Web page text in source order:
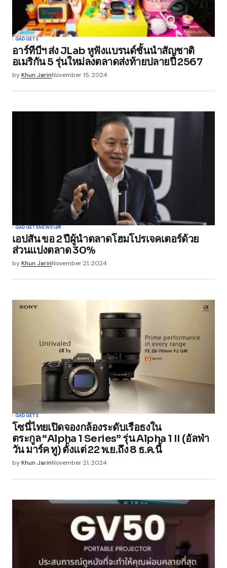
Your Name*
Your E-mail*
browser for the next time I comment.
GADGETS
อาร์ทีบีฯ ส่ง JLab หูฟังแบรนด์ชั้นนำสัญชาติ
อเมริกัน 5 รุ่นใหม่ลงตลาดส่งท้ายปลายปี 2567
byKhun JarinNovember 15, 2024
GADGETSNEWSไอที
เอปสัน ขอ 2 ปีผู้นำตลาดโฮมโปรเจคเตอร์ด้วย
ส่วนแบ่งตลาด 30%
byKhun JarinNovember 21, 2024
GADGETS
โซนี่ไทยเปิดจองกล้องระดับเรือธงใน
ตระกูล “Alpha 1 Series” รุ่น Alpha 1 II (อัลฟ่า
วัน มาร์ค ทู) ตั้งแต่ 22 พ.ย.ถึง 8 ธ.ค.นี้
byKhun JarinNovember 21, 2024